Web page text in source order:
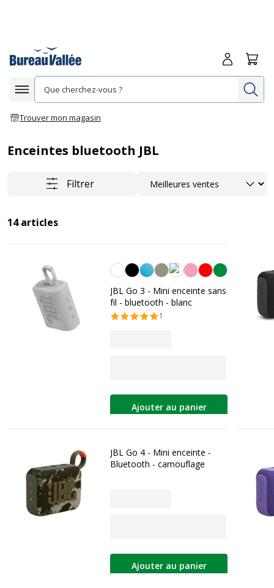
Afficher la navigation
Trouver mon magasin
Me
Enceintes bluetooth JBL
Filtrer Trier
14 articles
Blanc
JBL Go 3 - Mini enceinte sans
fil - bluetooth - blanc
1
Ajouter au panier
JBL Go 4 - Mini enceinte -
Bluetooth - camouflage
Ajouter au panier